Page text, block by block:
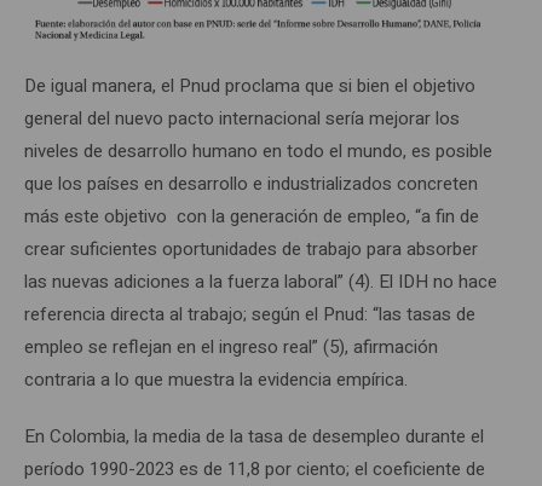
De igual manera, el Pnud proclama que si bien el objetivo
general del nuevo pacto internacional sería mejorar los
niveles de desarrollo humano en todo el mundo, es posible
que los países en desarrollo e industrializados concreten
más este objetivo con la generación de empleo, “a fin de
crear suficientes oportunidades de trabajo para absorber
las nuevas adiciones a la fuerza laboral” (4). El IDH no hace
referencia directa al trabajo; según el Pnud: “las tasas de
empleo se reflejan en el ingreso real” (5), afirmación
contraria a lo que muestra la evidencia empírica.
En Colombia, la media de la tasa de desempleo durante el
período 1990-2023 es de 11,8 por ciento; el coeficiente de